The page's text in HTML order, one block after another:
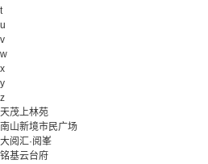
t
u
v
w
x
y
z
天茂上林苑
南山新境市民广场
大阅汇·阅峯
铭基云台府